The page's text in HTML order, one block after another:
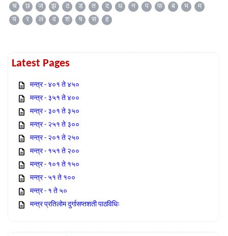
च
छ ज झ ठ ड त द ध न प फ ब भ
म
य
र ल व श ष स ह
Latest Pages
मन्त्र - ४०१ ते ४५०
मन्त्र - ३५१ ते ४००
मन्त्र - ३०१ ते ३५०
मन्त्र - २५१ ते ३००
मन्त्र - २०१ ते २५०
मन्त्र - १५१ ते २००
मन्त्र - १०१ ते १५०
मन्त्र - ५१ ते १००
मन्त्र - १ ते ५०
मन्त्र प्रतिलोम दुर्गासप्तशती पाठविधिः